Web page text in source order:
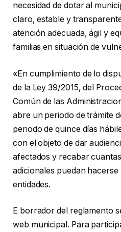
necesidad de dotar al
claro, estable y
atención adecuada, ágil y
familias en situación de
«En cumplimiento de lo
de la Ley 39/2015, del
Común de las
abre un periodo de trámite
periodo de quince días
con el objeto de dar
afectados y recabar
adicionales puedan
entidades.
E borrador del reglamento
web municipal. Para